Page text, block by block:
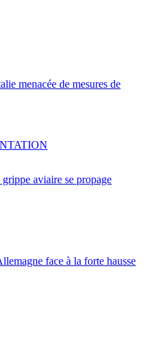
menacée de mesures de
aviaire se propage
face à la forte hausse